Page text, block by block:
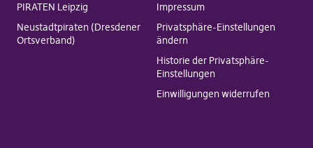
PIRATEN Leipzig
Neustadtpiraten (Dresdener
Ortsverband)
Impressum
Privatsphäre-Einstellungen
ändern
Historie der Privatsphäre-
Einstellungen
Einwilligungen widerrufen